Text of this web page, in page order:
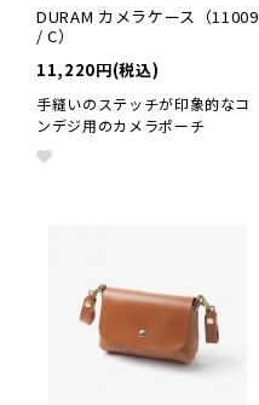
その他
DURAM カメラケース（11009
/ C）
11,220円(税込)
手縫いのステッチが印象的なコ
ンデジ用のカメラポーチ